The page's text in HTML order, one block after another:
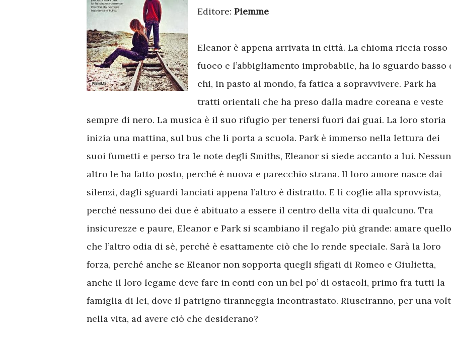
Editore: Piemme
Eleanor è appena arrivata in città. La chioma riccia rosso
fuoco e l’abbigliamento improbabile, ha lo sguardo basso
chi, in pasto al mondo, fa fatica a sopravvivere. Park ha
tratti orientali che ha preso dalla madre coreana e veste
sempre di nero. La musica è il suo rifugio per tenersi fuori dai guai. La loro storia
inizia una mattina, sul bus che li porta a scuola. Park è immerso nella lettura dei
suoi fumetti e perso tra le note degli Smiths, Eleanor si siede accanto a lui. Nessun
altro le ha fatto posto, perché è nuova e parecchio strana. Il loro amore nasce dai
silenzi, dagli sguardi lanciati appena l’altro è distratto. E li coglie alla sprovvista,
perché nessuno dei due è abituato a essere il centro della vita di qualcuno. Tra
insicurezze e paure, Eleanor e Park si scambiano il regalo più grande: amare quello
che l’altro odia di sè, perché è esattamente ciò che lo rende speciale. Sarà la loro
forza, perché anche se Eleanor non sopporta quegli sfigati di Romeo e Giulietta,
anche il loro legame deve fare in conti con un bel po’ di ostacoli, primo fra tutti la
famiglia di lei, dove il patrigno tiranneggia incontrastato. Riusciranno, per una
nella vita, ad avere ciò che desiderano?